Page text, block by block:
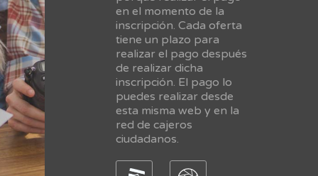
en el momento de la
inscripción. Cada oferta
tiene un plazo para
realizar el pago después
de realizar dicha
inscripción. El pago lo
puedes realizar desde
esta misma web y en la
red de cajeros
ciudadanos.